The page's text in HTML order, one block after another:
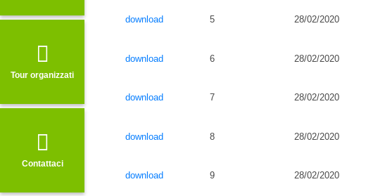
download 5 28/02/2020
download 6 28/02/2020
download 7 28/02/2020
download 8 28/02/2020
download 9 28/02/2020
Tour organizzati
Contattaci